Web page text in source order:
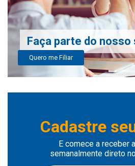
Faça parte do nosso
Quero me Filiar
Cadastre
E comece a receber
semanalmente direto